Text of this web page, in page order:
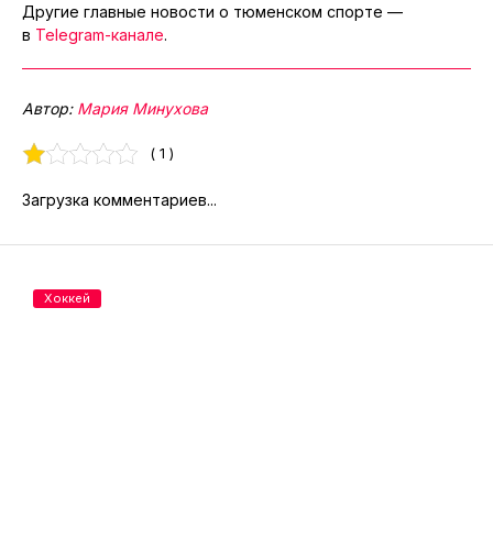
Другие главные новости о тюменском спорте —
в Telegram-канале.
Автор: Мария Минухова
( 1 )
Загрузка комментариев...
Хоккей